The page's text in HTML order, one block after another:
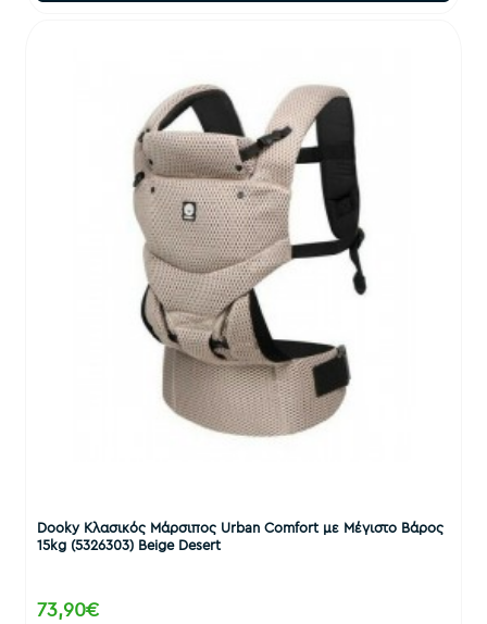
Dooky Κλασικός Μάρσιπος Urban Comfort με Μέγιστο Βάρος
15kg (5326303) Beige Desert
73,90€